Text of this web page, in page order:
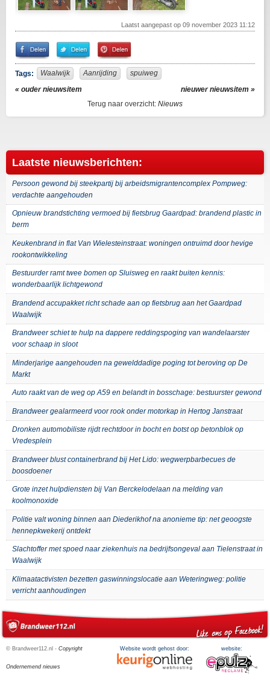
Laatst aangepast op 09 november 2023 11:12
Share
on
Facebook
Share
on
Twitter
Pin
It!
Tags: Waalwijk Aanrijding
spuiweg
« ouder nieuwsitem
nieuwer nieuwsitem »
Terug naar overzicht: Nieuws
Laatste nieuwsberichten:
Persoon gewond bij steekpartij bij arbeidsmigrantencomplex Pompweg:
verdachte aangehouden
Opnieuw brandstichting vermoed bij fietsbrug Gaardpad: brandend plastic in
berm
Keukenbrand in flat Van Wielesteinstraat: woningen ontruimd door hevige
rookontwikkeling
Bestuurder ramt twee bomen op Sluisweg en raakt buiten kennis:
wonderbaarlijk lichtgewond
Brandend accupakket richt schade aan op fietsbrug aan het Gaardpad
Waalwijk
Brandweer schiet te hulp na dappere reddingspoging van wandelaarster
voor schaap in sloot
Minderjarige aangehouden na gewelddadige poging tot beroving op De
Markt
Auto raakt van de weg op A59 en belandt in bosschage: bestuurster gewond
Brandweer gealarmeerd voor rook onder motorkap in Hertog Janstraat
Dronken automobiliste rijdt rechtdoor in bocht en botst op betonblok op
Vredesplein
Brandweer blust containerbrand bij Het Lido: wegwerpbarbecues de
boosdoener
Grote inzet hulpdiensten bij Van Berckelodelaan na melding van
koolmonoxide
Politie valt woning binnen aan Diederikhof na anonieme tip: net geoogste
hennepkwekerij ontdekt
Slachtoffer met spoed naar ziekenhuis na bedrijfsongeval aan Tielenstraat in
Waalwijk
Klimaatactivisten bezetten gaswinningslocatie aan Weteringweg: politie
verricht aanhoudingen
© Brandweer112.nl - Copyright
Ondernemend nieuws
Website wordt gehost door: website: